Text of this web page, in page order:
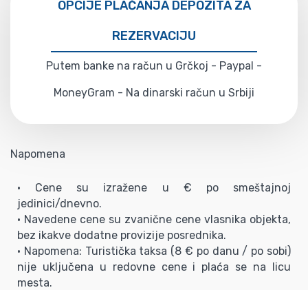
OPCIJE PLAĆANJA DEPOZITA ZA
REZERVACIJU
Putem banke na račun u Grčkoj - Paypal -
MoneyGram - Na dinarski račun u Srbiji
Napomena
• Cene su izražene u € po smeštajnoj
jedinici/dnevno.
• Navedene cene su zvanične cene vlasnika objekta,
bez ikakve dodatne provizije posrednika.
• Napomena: Turistička taksa (8 € po danu / po sobi)
nije uključena u redovne cene i plaća se na licu
mesta.